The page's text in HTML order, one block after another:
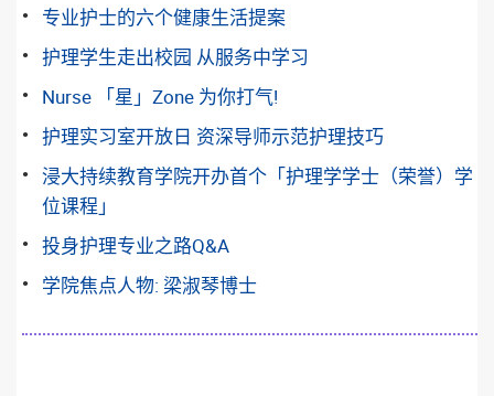
专业护士的六个健康生活提案
护理学生走出校园 从服务中学习
Nurse 「星」Zone 为你打气!
护理实习室开放日 资深导师示范护理技巧
浸大持续教育学院开办首个「护理学学士（荣誉）学
位课程」
投身护理专业之路Q&A
学院焦点人物: 梁淑琴博士